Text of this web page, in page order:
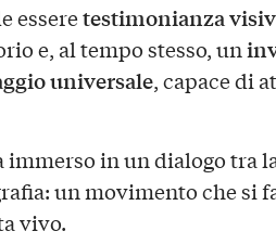
esseretestimonianza
e, al tempo stesso, un
universale, capace di
in un dialogo tra
un movimento che si
vivo.